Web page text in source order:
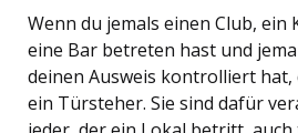
Wenn du jemals einen Club,
eine Bar betreten hast und
deinen Ausweis kontrolliert hat,
ein Türsteher. Sie sind dafür